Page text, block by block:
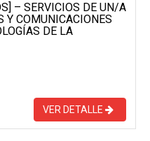
– SERVICIOS DE UN/A
Y COMUNICACIONES
DE LA
VER DETALLE